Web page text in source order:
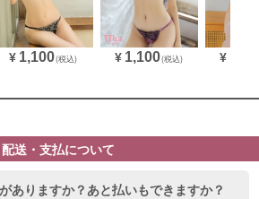
¥ 1,100(税込) ¥ 1,100(税込) ¥
配送・支払について
ありますか？あと払いもできますか？